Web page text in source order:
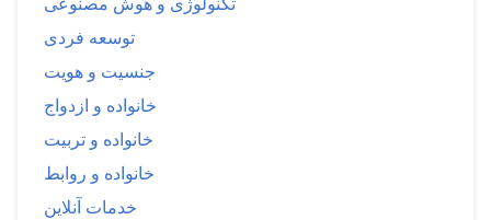
توسعه فردی
جنسیت و هویت
خانواده و ازدواج
خانواده و تربیت
خانواده و روابط
خدمات آنلاین